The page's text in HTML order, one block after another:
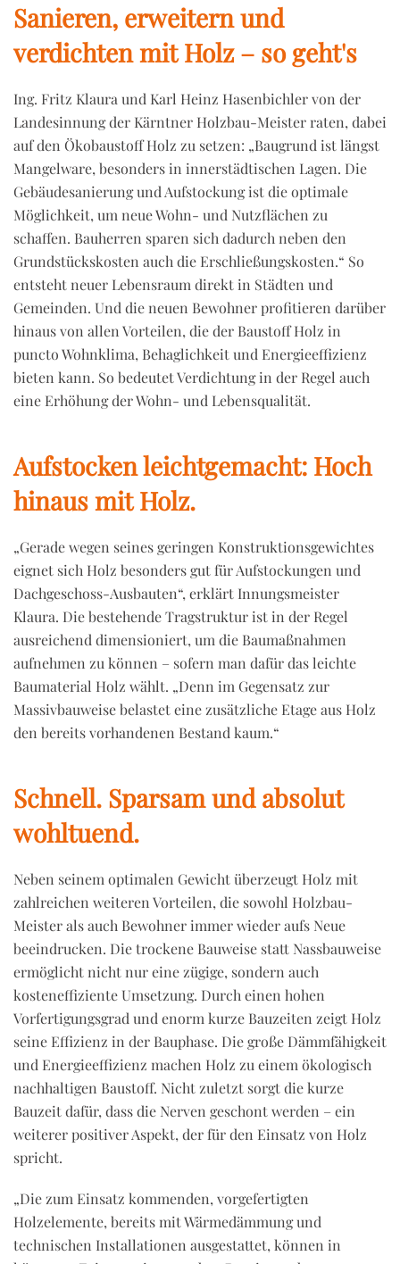
Sanieren, erweitern und
verdichten mit Holz – so geht's
Ing. Fritz Klaura und Karl Heinz Hasenbichler von der
Landesinnung der Kärntner Holzbau-Meister raten, dabei
auf den Ökobaustoff Holz zu setzen: „Baugrund ist längst
Mangelware, besonders in innerstädtischen Lagen. Die
Gebäudesanierung und Aufstockung ist die optimale
Möglichkeit, um neue Wohn- und Nutzflächen zu
schaffen. Bauherren sparen sich dadurch neben den
Grundstückskosten auch die Erschließungskosten.“ So
entsteht neuer Lebensraum direkt in Städten und
Gemeinden. Und die neuen Bewohner profitieren darüber
hinaus von allen Vorteilen, die der Baustoff Holz in
puncto Wohnklima, Behaglichkeit und Energieeffizienz
bieten kann. So bedeutet Verdichtung in der Regel auch
eine Erhöhung der Wohn- und Lebensqualität.
Aufstocken leichtgemacht: Hoch
hinaus mit Holz.
„Gerade wegen seines geringen Konstruktionsgewichtes
eignet sich Holz besonders gut für Aufstockungen und
Dachgeschoss-Ausbauten“, erklärt Innungsmeister
Klaura. Die bestehende Tragstruktur ist in der Regel
ausreichend dimensioniert, um die Baumaßnahmen
aufnehmen zu können – sofern man dafür das leichte
Baumaterial Holz wählt. „Denn im Gegensatz zur
Massivbauweise belastet eine zusätzliche Etage aus Holz
den bereits vorhandenen Bestand kaum.“
Schnell. Sparsam und absolut
wohltuend.
Neben seinem optimalen Gewicht überzeugt Holz mit
zahlreichen weiteren Vorteilen, die sowohl Holzbau-
Meister als auch Bewohner immer wieder aufs Neue
beeindrucken. Die trockene Bauweise statt Nassbauweise
ermöglicht nicht nur eine zügige, sondern auch
kosteneffiziente Umsetzung. Durch einen hohen
Vorfertigungsgrad und enorm kurze Bauzeiten zeigt Holz
seine Effizienz in der Bauphase. Die große Dämmfähigkeit
und Energieeffizienz machen Holz zu einem ökologisch
nachhaltigen Baustoff. Nicht zuletzt sorgt die kurze
Bauzeit dafür, dass die Nerven geschont werden – ein
weiterer positiver Aspekt, der für den Einsatz von Holz
spricht.
„Die zum Einsatz kommenden, vorgefertigten
Holzelemente, bereits mit Wärmedämmung und
technischen Installationen ausgestattet, können in